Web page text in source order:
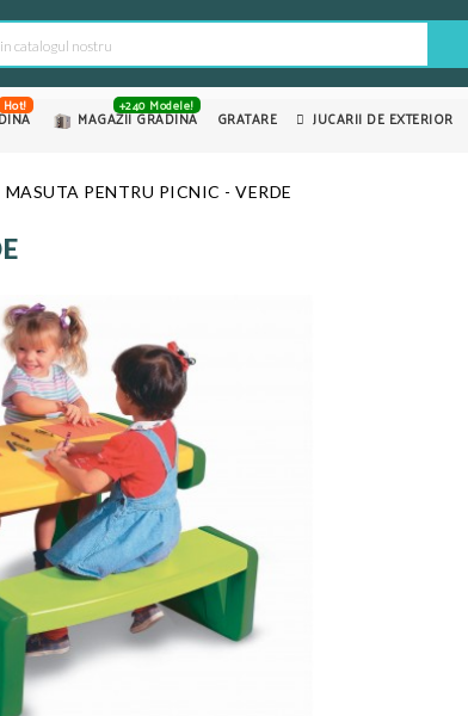
Hot!
MAGAZII GRADINA
+240 Modele!
GRATARE JUCARII DE EXTERIOR
MASUTA PENTRU PICNIC - VERDE